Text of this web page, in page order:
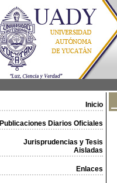
Inicio
Publicaciones Diarios Oficiales
Jurisprudencias y Tesis
Aisladas
Enlaces